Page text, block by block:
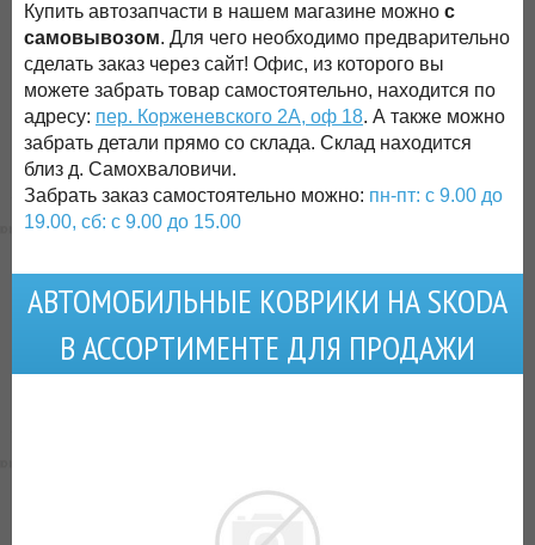
Купить автозапчасти в нашем магазине можно с
самовывозом. Для чего необходимо предварительно
сделать заказ через сайт! Офис, из которого вы
можете забрать товар самостоятельно, находится по
адресу: пер. Корженевского 2А, оф 18. А также можно
забрать детали прямо со склада. Склад находится
близ д. Самохваловичи.
Забрать заказ самостоятельно можно: пн-пт: с 9.00 до
19.00, сб: с 9.00 до 15.00
АВТОМОБИЛЬНЫЕ КОВРИКИ НА SKODA
В АССОРТИМЕНТЕ ДЛЯ ПРОДАЖИ